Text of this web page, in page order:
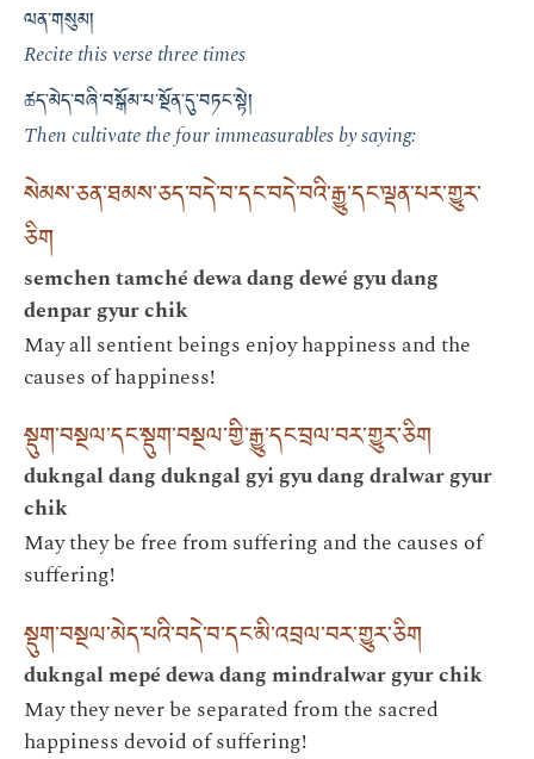
ལན་གསུམ།
Recite this verse three times
ཚད་མེད་བཞི་བསྒོམ་པ་སྔོན་དུ་བཏང་སྟེ།
Then cultivate the four immeasurables by saying:
སེམས་ཅན་ཐམས་ཅད་བདེ་བ་དང་བདེ་བའི་རྒྱུ་དང་ལྡན་པར་གྱུར་
ཅིག
semchen tamché dewa dang dewé gyu dang
denpar gyur chik
May all sentient beings enjoy happiness and the
causes of happiness!
སྡུག་བསྔལ་དང་སྡུག་བསྔལ་གྱི་རྒྱུ་དང་བྲལ་བར་གྱུར་ཅིག
dukngal dang dukngal gyi gyu dang dralwar gyur
chik
May they be free from suffering and the causes of
suffering!
སྡུག་བསྔལ་མེད་པའི་བདེ་བ་དང་མི་འབྲལ་བར་གྱུར་ཅིག
dukngal mepé dewa dang mindralwar gyur chik
May they never be separated from the sacred
happiness devoid of suffering!